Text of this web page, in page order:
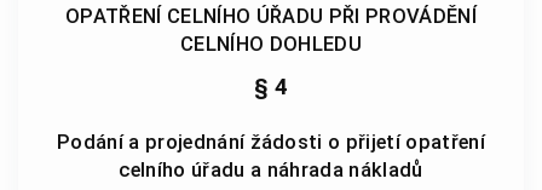
OPATŘENÍ CELNÍHO ÚŘADU PŘI PROVÁDĚNÍ
CELNÍHO DOHLEDU
§ 4
Podání a projednání žádosti o přijetí opatření
celního úřadu a náhrada nákladů